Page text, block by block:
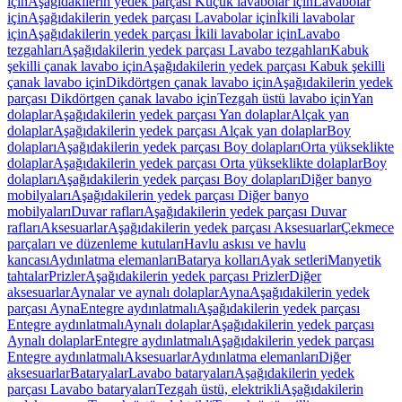
içinAşağıdakilerin yedek parçası Lavabolar içinİkili lavabolar
içinAşağıdakilerin yedek parçası İkili lavabolar içinLavabo
tezgahlarıAşağıdakilerin yedek parçası Lavabo tezgahlarıKabuk
şekilli çanak lavabo içinAşağıdakilerin yedek parçası Kabuk şekilli
çanak lavabo içinDikdörtgen çanak lavabo içinAşağıdakilerin yedek
parçası Dikdörtgen çanak lavabo içinTezgah üstü lavabo içinYan
dolaplarAşağıdakilerin yedek parçası Yan dolaplarAlçak yan
dolaplarAşağıdakilerin yedek parçası Alçak yan dolaplarBoy
dolaplarıAşağıdakilerin yedek parçası Boy dolaplarıOrta yükseklikte
dolaplarAşağıdakilerin yedek parçası Orta yükseklikte dolaplarBoy
dolaplarıAşağıdakilerin yedek parçası Boy dolaplarıDiğer banyo
mobilyalarıAşağıdakilerin yedek parçası Diğer banyo
mobilyalarıDuvar raflarıAşağıdakilerin yedek parçası Duvar
raflarıAksesuarlarAşağıdakilerin yedek parçası AksesuarlarÇekmece
parçaları ve düzenleme kutularıHavlu askısı ve havlu
kancasıAydınlatma elemanlarıBatarya kollarıAyak setleriManyetik
tahtalarPrizlerAşağıdakilerin yedek parçası PrizlerDiğer
aksesuarlarAynalar ve aynalı dolaplarAynaAşağıdakilerin yedek
parçası AynaEntegre aydınlatmalıAşağıdakilerin yedek parçası
Entegre aydınlatmalıAynalı dolaplarAşağıdakilerin yedek parçası
Aynalı dolaplarEntegre aydınlatmalıAşağıdakilerin yedek parçası
Entegre aydınlatmalıAksesuarlarAydınlatma elemanlarıDiğer
aksesuarlarBataryalarLavabo bataryalarıAşağıdakilerin yedek
parçası Lavabo bataryalarıTezgah üstü, elektrikliAşağıdakilerin